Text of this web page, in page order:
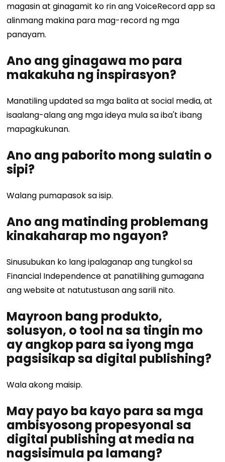
magasin at ginagamit ko rin ang VoiceRecord app sa
alinmang makina para mag-record ng mga
panayam.
Ano ang ginagawa mo para
makakuha ng inspirasyon?
Manatiling updated sa mga balita at social media, at
isaalang-alang ang mga ideya mula sa iba't ibang
mapagkukunan.
Ano ang paborito mong sulatin o
sipi?
Walang pumapasok sa isip.
Ano ang matinding problemang
kinakaharap mo ngayon?
Sinusubukan ko lang ipalaganap ang tungkol sa
Financial Independence at panatilihing gumagana
ang website at natutustusan ang sarili nito.
Mayroon bang produkto,
solusyon, o tool na sa tingin mo
ay angkop para sa iyong mga
pagsisikap sa digital publishing?
Wala akong maisip.
May payo ba kayo para sa mga
ambisyosong propesyonal sa
digital publishing at media na
nagsisimula pa lamang?